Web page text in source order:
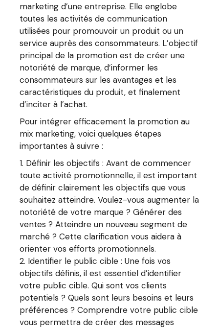
marketing d’une entreprise. Elle englobe
toutes les activités de communication
utilisées pour promouvoir un produit ou un
service auprès des consommateurs. L’objectif
principal de la promotion est de créer une
notoriété de marque, d’informer les
consommateurs sur les avantages et les
caractéristiques du produit, et finalement
d’inciter à l’achat.
Pour intégrer efficacement la promotion au
mix marketing, voici quelques étapes
importantes à suivre :
Définir les objectifs : Avant de commencer
toute activité promotionnelle, il est important
de définir clairement les objectifs que vous
souhaitez atteindre. Voulez-vous augmenter la
notoriété de votre marque ? Générer des
ventes ? Atteindre un nouveau segment de
marché ? Cette clarification vous aidera à
orienter vos efforts promotionnels.
Identifier le public cible : Une fois vos
objectifs définis, il est essentiel d’identifier
votre public cible. Qui sont vos clients
potentiels ? Quels sont leurs besoins et leurs
préférences ? Comprendre votre public cible
vous permettra de créer des messages